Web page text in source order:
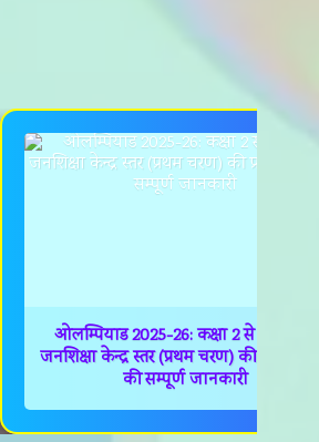
ओलम्पियाड 2025-26: कक्षा 2 से 8 के लिए
जनशिक्षा केन्द्र स्तर (प्रथम चरण) की प्रतियोगिता
की सम्पूर्ण जानकारी